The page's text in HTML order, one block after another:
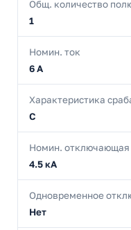
Общ. количество
1
Номин. ток
6 А
Характеристика
C
Номин. отключающая
4.5 кА
Одновременное
Нет